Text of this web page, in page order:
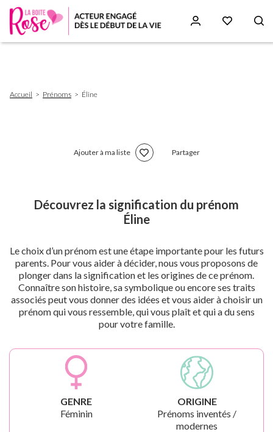
d'Ariane
Accueil Prénoms Éline
Ajouter à ma liste Partager
Découvrez la signification du prénom
Éline
Le choix d’un prénom est une étape importante pour les futurs
parents. Pour vous aider à décider, nous vous proposons de
plonger dans la signification et les origines de ce prénom.
Connaître son histoire, sa symbolique ou encore ses traits
associés peut vous donner des idées et vous aider à choisir un
prénom qui vous ressemble, qui vous plaît et qui a du sens
pour votre famille.
GENRE
Féminin
ORIGINE
Prénoms inventés /
modernes